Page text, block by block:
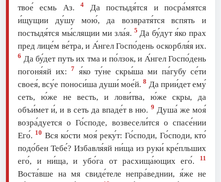
твое́ есмь Аз.4
Да постыдя́тся и посра́мятся
и́щущии ду́шу мою́, да возвратя́тся вспять и
постыдя́тся мы́слящии ми зла́я. 5 Да бу́дут я́ко прах
пред лице́м ве́тра, и А́нгел Госпо́день оскорбля́я их.
6 Да бу́дет путь их тма и по́лзок, и А́нгел Госпо́день
погоня́яй их: 7 я́ко ту́не скры́ша ми па́губу се́ти
своея́, всу́е поноси́ша души́ мое́й.8 Да прии́дет eму́
сеть, ю́же не весть, и лови́тва, ю́же скры, да
объи́мет и́, и в сеть да впаде́т в ню. 9 Душа́ же моя́
возра́дуется о Го́споде, возвесели́тся о спасе́нии
Его́. 10 Вся ко́сти моя́ реку́т: Го́споди, Го́споди, кто́
подо́бен Тебе́? Избавля́яй ни́ща из руки́ кре́пльших
eго́, и ни́ща, и убо́га от расхища́ющих eго́.
11
Воста́вше на мя свиде́теле непра́веднии, я́же не